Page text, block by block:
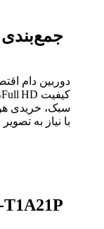
جمع‌بندی
سبک، خریدی
با نیاز به